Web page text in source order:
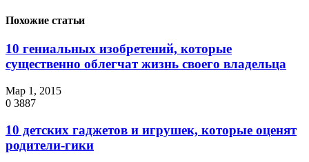
Похожие статьи
10 гениальных изобретений, которые
существенно облегчат жизнь своего владельца
Мар 1, 2015
0 3887
10 детских гаджетов и игрушек, которые оценят
родители-гики